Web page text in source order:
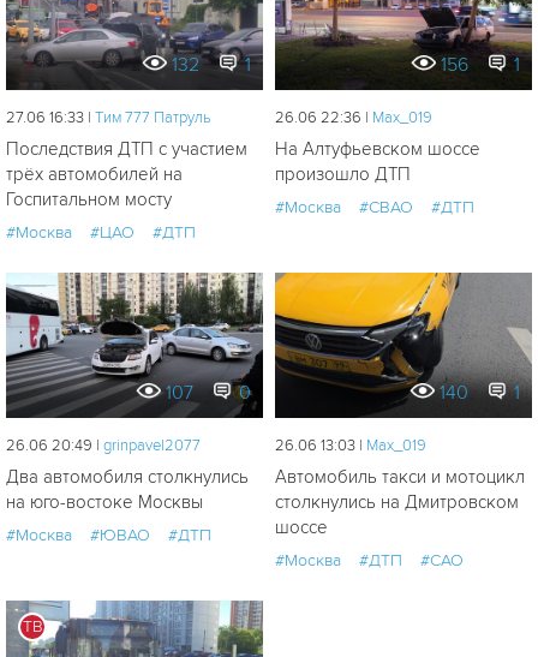
132 1
27.06 16:33 | Tим 777 Патруль
Последствия ДТП с участием
трёх автомобилей на
Госпитальном мосту
#Москва #ЦАО #ДТП
156 1
26.06 22:36 | Мах_019
На Алтуфьевском шоссе
произошло ДТП
#Москва #СВАО #ДТП
107 0
26.06 20:49 | grinpavel2077
Два автомобиля столкнулись
на юго-востоке Москвы
#Москва #ЮВАО #ДТП
140 1
26.06 13:03 | Мах_019
Автомобиль такси и мотоцикл
столкнулись на Дмитровском
шоссе
#Москва #ДТП #САО
ТВ